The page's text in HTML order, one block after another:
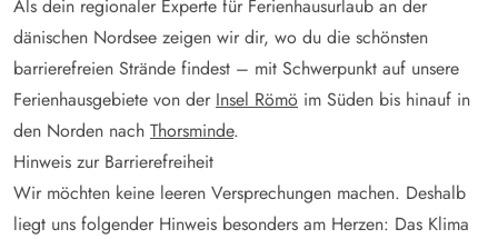
Als dein regionaler Experte für Ferienhausurlaub an der
dänischen Nordsee zeigen wir dir, wo du die schönsten
barrierefreien Strände findest – mit Schwerpunkt auf unsere
Ferienhausgebiete von der Insel Römö im Süden bis hinauf in
den Norden nach Thorsminde.
Hinweis zur Barrierefreiheit
Wir möchten keine leeren Versprechungen machen. Deshalb
liegt uns folgender Hinweis besonders am Herzen: Das Klima